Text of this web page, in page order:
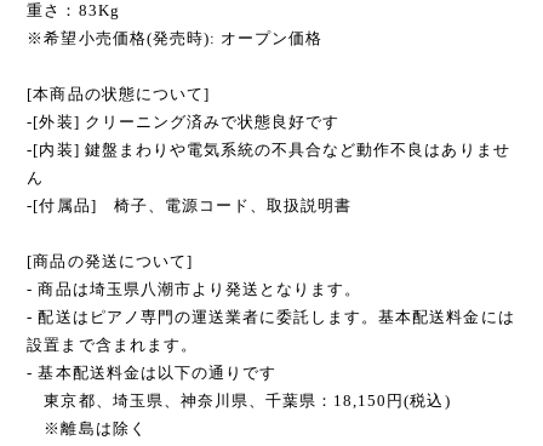
重さ：83Kg
※希望小売価格(発売時): オープン価格
[本商品の状態について]
-[外装] クリーニング済みで状態良好です
-[内装] 鍵盤まわりや電気系統の不具合など動作不良はありませ
ん
-[付属品] 椅子、電源コード、取扱説明書
[商品の発送について]
- 商品は埼玉県八潮市より発送となります。
- 配送はピアノ専門の運送業者に委託します。基本配送料金には
設置まで含まれます。
- 基本配送料金は以下の通りです
東京都、埼玉県、神奈川県、千葉県：18,150円(税込)
※離島は除く